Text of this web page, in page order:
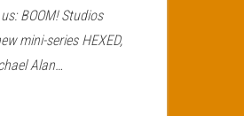
BOOM! Studios
mini-series HEXED,
Alan…